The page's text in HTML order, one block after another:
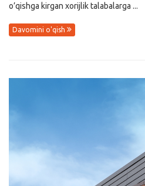
o’qishga kirgan xorijlik talabalarga ...
Davomini o'qish